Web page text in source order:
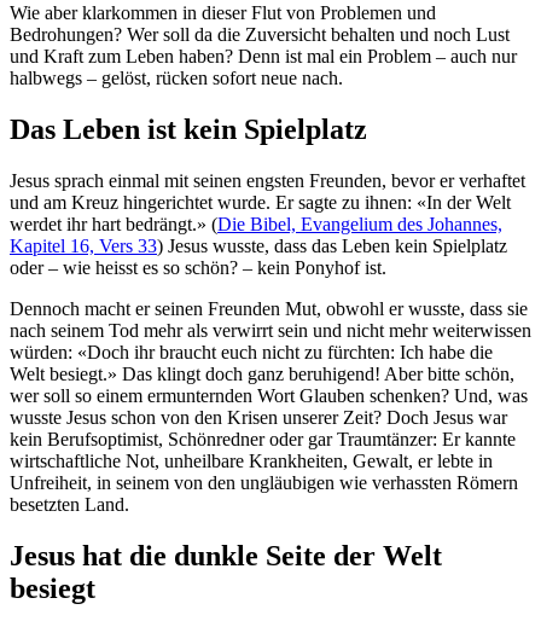
Wie aber klarkommen in dieser Flut von Problemen und
Bedrohungen? Wer soll da die Zuversicht behalten und noch Lust
und Kraft zum Leben haben? Denn ist mal ein Problem – auch nur
halbwegs – gelöst, rücken sofort neue nach.
Das Leben ist kein Spielplatz
Jesus sprach einmal mit seinen engsten Freunden, bevor er verhaftet
und am Kreuz hingerichtet wurde. Er sagte zu ihnen: «In der Welt
werdet ihr hart bedrängt.» (Die Bibel, Evangelium des Johannes,
Kapitel 16, Vers 33) Jesus wusste, dass das Leben kein Spielplatz
oder – wie heisst es so schön? – kein Ponyhof ist.
Dennoch macht er seinen Freunden Mut, obwohl er wusste, dass sie
nach seinem Tod mehr als verwirrt sein und nicht mehr weiterwissen
würden: «Doch ihr braucht euch nicht zu fürchten: Ich habe die
Welt besiegt.» Das klingt doch ganz beruhigend! Aber bitte schön,
wer soll so einem ermunternden Wort Glauben schenken? Und, was
wusste Jesus schon von den Krisen unserer Zeit? Doch Jesus war
kein Berufsoptimist, Schönredner oder gar Traumtänzer: Er kannte
wirtschaftliche Not, unheilbare Krankheiten, Gewalt, er lebte in
Unfreiheit, in seinem von den ungläubigen wie verhassten Römern
besetzten Land.
Jesus hat die dunkle Seite der Welt
besiegt